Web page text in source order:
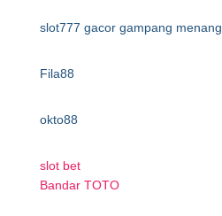
slot777 gacor gampang menang
Fila88
okto88
slot bet
Bandar TOTO